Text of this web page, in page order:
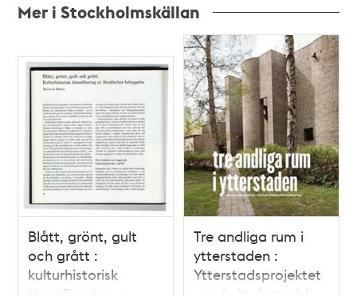
Mer i Stockholmskällan
poster
Blått, grönt, gult
och grått :
kulturhistorisk
Tre andliga rum i
ytterstaden :
Ytterstadsprojektet